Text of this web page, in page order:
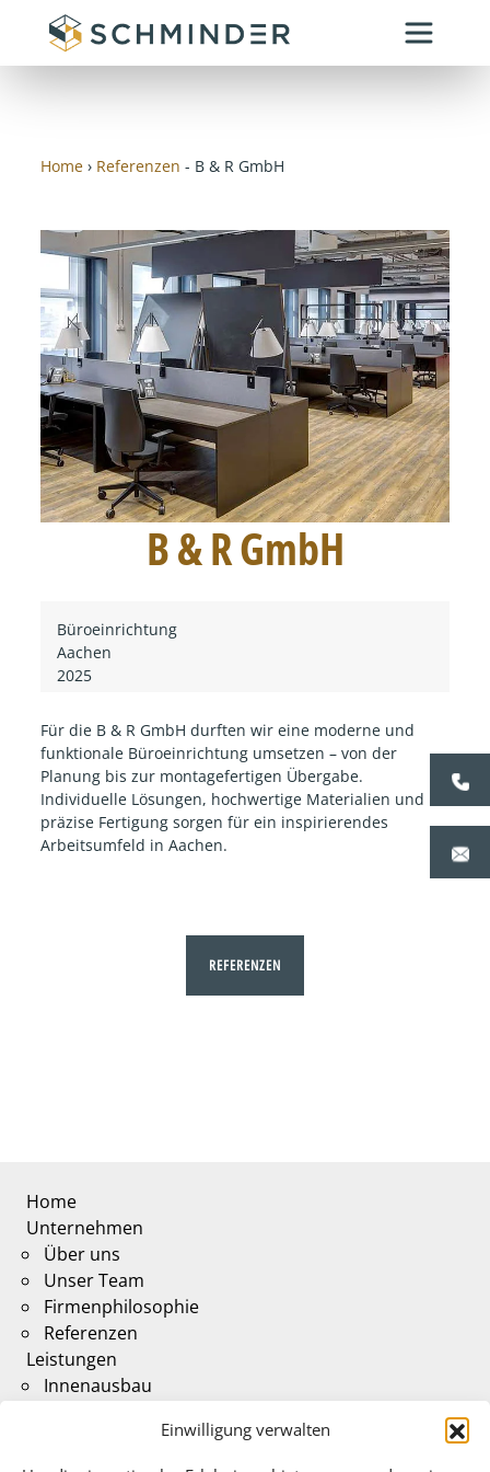
Einwilligung verwalten
Zum
Home › Referenzen - B & R GmbH
B & R GmbH
Büroeinrichtung
Aachen
2025
Für die B & R GmbH durften wir eine moderne und
funktionale Büroeinrichtung umsetzen – von der
Planung bis zur montagefertigen Übergabe.
Individuelle Lösungen, hochwertige Materialien und
präzise Fertigung sorgen für ein inspirierendes
Arbeitsumfeld in Aachen.
REFERENZEN
Home
Unternehmen
Über uns
Unser Team
Firmenphilosophie
Referenzen
Leistungen
Innenausbau
Serienfertigung
Objekteinrichtung